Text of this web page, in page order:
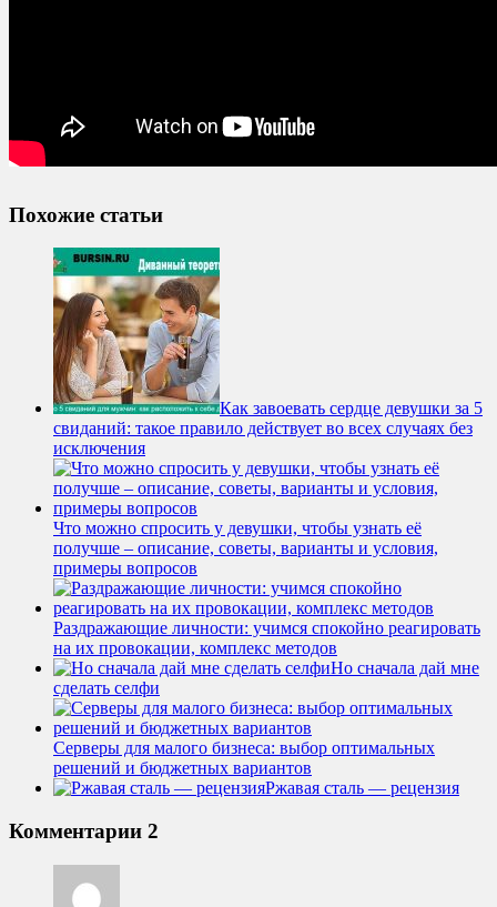
Похожие статьи
Как завоевать сердце девушки за 5
свиданий: такое правило действует во всех случаях без
исключения
Что можно спросить у девушки, чтобы узнать её
получше – описание, советы, варианты и условия,
примеры вопросов
Раздражающие личности: учимся спокойно реагировать
на их провокации, комплекс методов
Но сначала дай мне
сделать селфи
Серверы для малого бизнеса: выбор оптимальных
решений и бюджетных вариантов
Ржавая сталь — рецензия
Комментарии 2